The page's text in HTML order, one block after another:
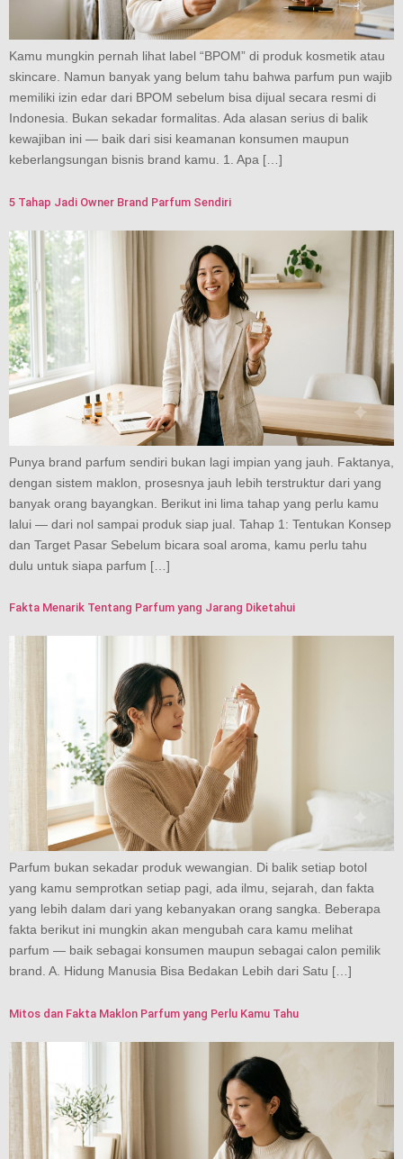
Kamu mungkin pernah lihat label “BPOM” di produk kosmetik atau
skincare. Namun banyak yang belum tahu bahwa parfum pun wajib
memiliki izin edar dari BPOM sebelum bisa dijual secara resmi di
Indonesia. Bukan sekadar formalitas. Ada alasan serius di balik
kewajiban ini — baik dari sisi keamanan konsumen maupun
keberlangsungan bisnis brand kamu. 1. Apa […]
5 Tahap Jadi Owner Brand Parfum Sendiri
Punya brand parfum sendiri bukan lagi impian yang jauh. Faktanya,
dengan sistem maklon, prosesnya jauh lebih terstruktur dari yang
banyak orang bayangkan. Berikut ini lima tahap yang perlu kamu
lalui — dari nol sampai produk siap jual. Tahap 1: Tentukan Konsep
dan Target Pasar Sebelum bicara soal aroma, kamu perlu tahu
dulu untuk siapa parfum […]
Fakta Menarik Tentang Parfum yang Jarang Diketahui
Parfum bukan sekadar produk wewangian. Di balik setiap botol
yang kamu semprotkan setiap pagi, ada ilmu, sejarah, dan fakta
yang lebih dalam dari yang kebanyakan orang sangka. Beberapa
fakta berikut ini mungkin akan mengubah cara kamu melihat
parfum — baik sebagai konsumen maupun sebagai calon pemilik
brand. A. Hidung Manusia Bisa Bedakan Lebih dari Satu […]
Mitos dan Fakta Maklon Parfum yang Perlu Kamu Tahu